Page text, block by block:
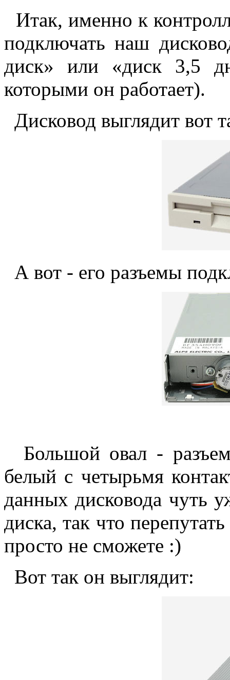
Итак, именно к
подключать наш
диск» или «диск 3,5
которыми он работает).
Дисковод выглядит вот
А вот - его разъемы
Большой овал -
белый с четырьмя
данных дисковода чуть
диска, так что
просто не сможете :)
Вот так он выглядит: